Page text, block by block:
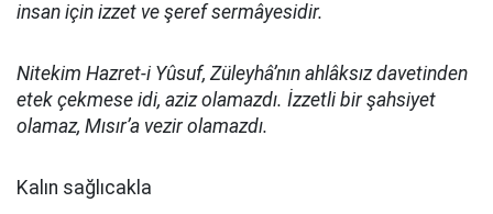
insan için izzet ve şeref sermâyesidir.
Nitekim Hazret-i Yûsuf, Züleyhâ’nın ahlâksız davetinden
etek çekmese idi, aziz olamazdı. İzzetli bir şahsiyet
olamaz, Mısır’a vezir olamazdı.
Kalın sağlıcakla